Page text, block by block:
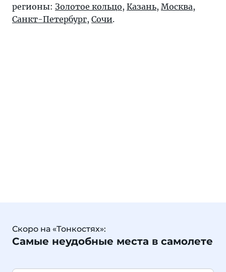
регионы: Золотое кольцо, Казань, Москва,
Санкт-Петербург, Сочи.
Скоро на «Тонкостях»:
Самые неудобные места в самолете